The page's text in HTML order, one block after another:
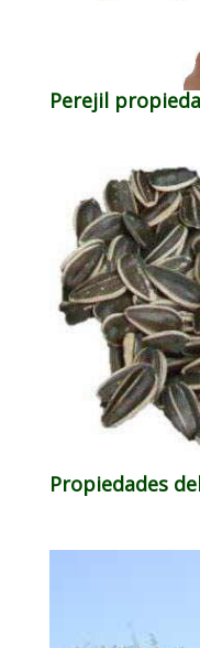
Perejil
Propiedades